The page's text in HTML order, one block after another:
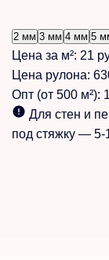
2 мм 3 мм 4 мм 5
Цена за м²: 21
Цена рулона:
Опт (от 500 м²):
Для стен и
под стяжку — 5-